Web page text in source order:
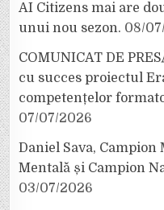
AI Citizens mai are
unui nou sezon. 08/
COMUNICAT DE
cu succes proiectul
competențelor
07/07/2026
Daniel Sava,
Mentală și Campion
03/07/2026